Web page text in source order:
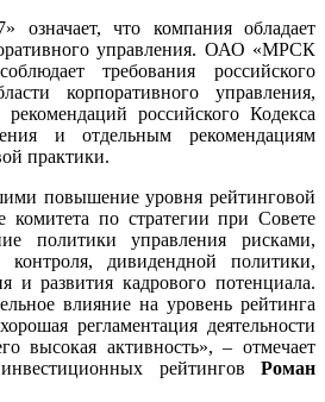
означает, что компания обладает
управления. ОАО «МРСК
требования российского
корпоративного управления,
российского Кодекса
и отдельным рекомендациям
практики.
повышение уровня рейтинговой
комитета по стратегии при Совете
политики управления рисками,
контроля, дивидендной политики,
и развития кадрового потенциала.
влияние на уровень рейтинга
регламентация деятельности
высокая активность», – отмечает
рейтингов Роман